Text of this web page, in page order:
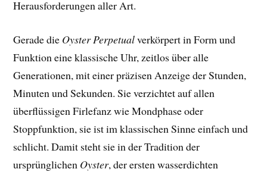
Herausforderungen aller Art.
Gerade die Oyster Perpetualverkörpert in Form und
Funktion eine klassische Uhr, zeitlos über alle
Generationen, mit einer präzisen Anzeige der Stunden,
Minuten und Sekunden. Sie verzichtet auf allen
überflüssigen Firlefanz wie Mondphase oder
Stoppfunktion, sie ist im klassischen Sinne einfach und
schlicht. Damit steht sie in der Tradition der
ursprünglichen Oyster, der ersten wasserdichten